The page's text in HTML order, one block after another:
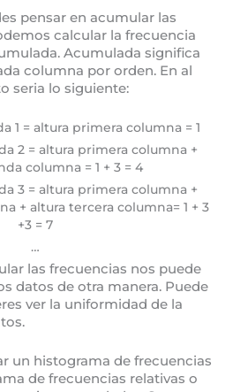
pensar en acumular las
calcular la frecuencia
Acumulada significa
columna por orden. En al
seria lo siguiente:
1 = altura primera columna = 1
2 = altura primera columna +
columna = 1 + 3 = 4
3 = altura primera columna +
+ altura tercera columna= 1 + 3
+3 = 7
…
las frecuencias nos puede
datos de otra manera. Puede
ver la uniformidad de la
un histograma de frecuencias
de frecuencias relativas o